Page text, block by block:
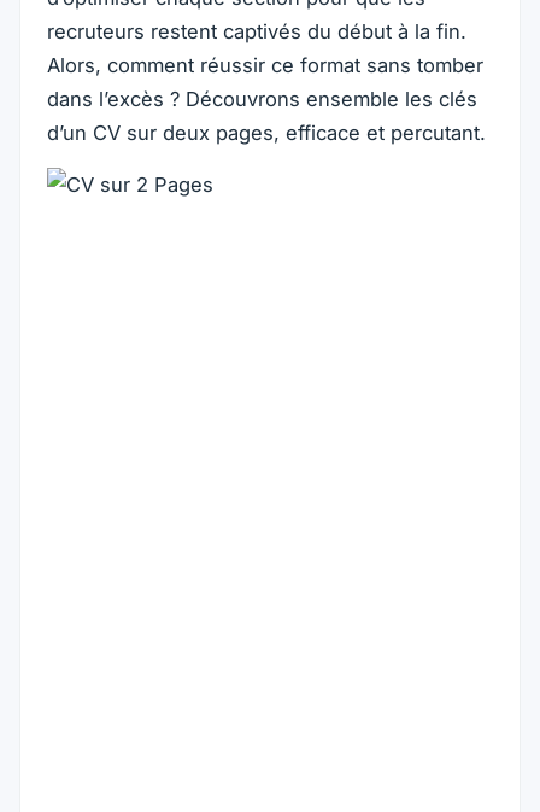
recruteurs restent captivés du début à la fin.
Alors, comment réussir ce format sans tomber
dans l’excès ? Découvrons ensemble les clés
d’un CV sur deux pages, efficace et percutant.